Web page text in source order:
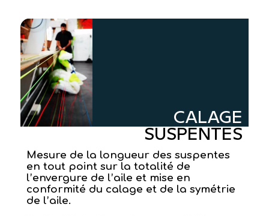
CALAGE
SUSPENTES
Mesure de la longueur des suspentes
en tout point sur la totalité de
l’envergure de l’aile et mise en
conformité du calage et de la symétrie
de l’aile.